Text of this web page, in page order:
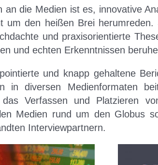
an die Medien ist es, innovative
um den heißen Brei herumreden.
und praxisorientierte
und echten Erkenntnissen
und knapp gehaltene
in diversen Medienformaten
Verfassen und Platzieren
Medien rund um den Globus
Interviewpartnern.